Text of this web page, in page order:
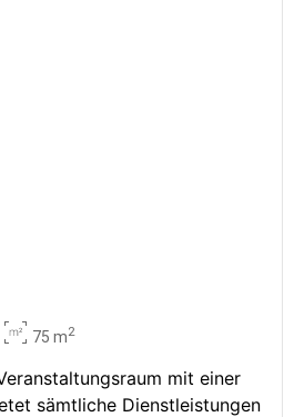
75 m2
mit einer
sämtliche Dienstleistungen